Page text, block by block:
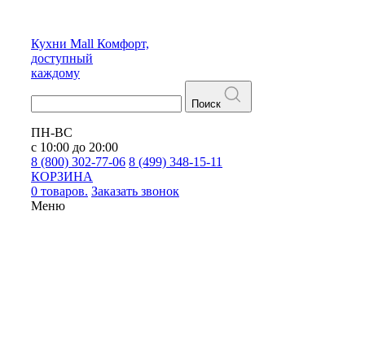
Кухни Mall Комфорт,
доступный
каждому
Поиск
ПН-ВС
с 10:00 до 20:00
8 (800) 302-77-06 8 (499) 348-15-11
КОРЗИНА
0 товаров. Заказать звонок
Меню